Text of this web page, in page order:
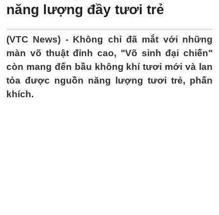
năng lượng đầy tươi trẻ
(VTC News) - Không chỉ đã mắt với những
màn võ thuật đỉnh cao, "Võ sinh đại chiến"
còn mang đến bầu không khí tươi mới và lan
tỏa được nguồn năng lượng tươi trẻ, phấn
khích.